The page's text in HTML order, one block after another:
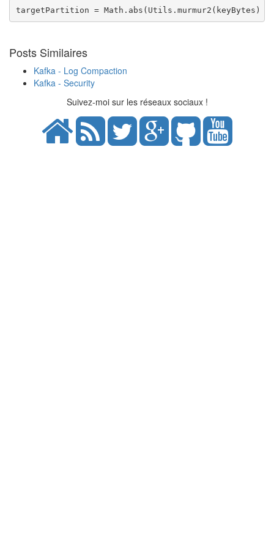
targetPartition = Math.abs(Utils.murmur2(keyBytes))
Posts Similaires
Kafka - Log Compaction
Kafka - Security
Suivez-moi sur les réseaux sociaux !